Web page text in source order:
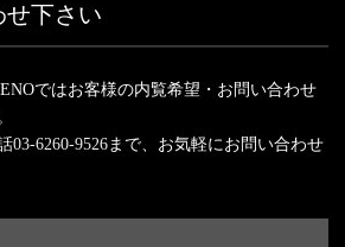
せ下さい
ではお客様の内覧希望・お問い合わせ
03-6260-9526まで、お気軽にお問い合わせ